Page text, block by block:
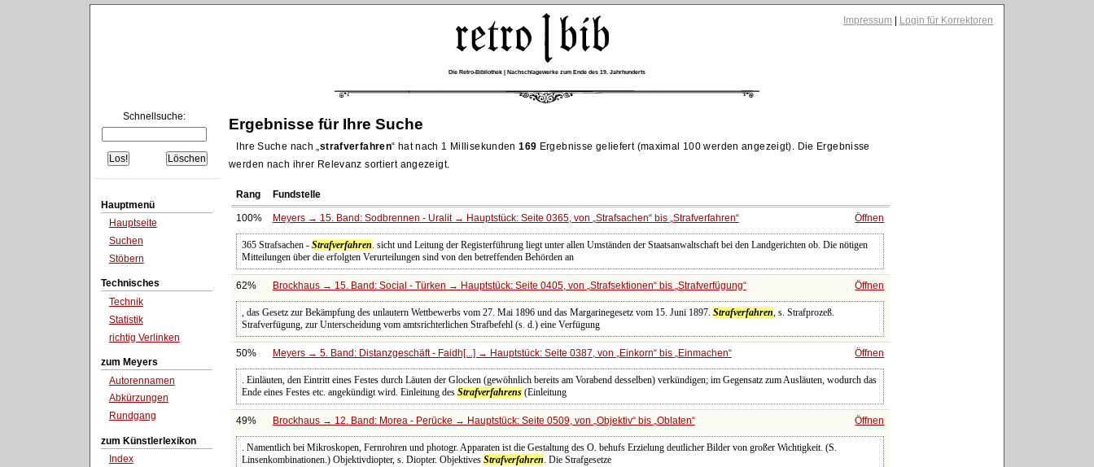
Impressum Login für Korrektoren
Die Retro-Bibliothek | Nachschlagewerke zum Ende des 19. Jahrhunderts
Schnellsuche:
Hauptmenü
Hauptseite
Suchen
Stöbern
Technisches
Technik
Statistik
richtig Verlinken
zum Meyers
Autorennamen
Abkürzungen
Rundgang
zum Künstlerlexikon
Index
Ergebnisse für Ihre Suche
Ihre Suche nach strafverfahren hat nach 1 Millisekunden169 Ergebnisse geliefert (maximal 100 werden angezeigt). Die Ergebnisse
werden nach ihrer Relevanz sortiert angezeigt.
Rang Fundstelle
100% Meyers → 15. Band: Sodbrennen - Uralit → Hauptstück: Seite 0365, von Strafsachen bis Strafverfahren Öffnen
365 Strafsachen -Strafverfahren. sicht und Leitung der Registerführung liegt unter allen Umständen der Staatsanwaltschaft bei den Landgerichten ob. Die nötigen
Mitteilungen über die erfolgten Verurteilungen sind von den betreffenden Behörden an
62% Brockhaus → 15. Band: Social - Türken → Hauptstück: Seite 0405, von Strafsektionen bis Strafverfügung Öffnen
, das Gesetz zur Bekämpfung des unlautern Wettbewerbs vom 27. Mai 1896 und das Margarinegesetz vom 15. Juni 1897.Strafverfahren, s. Strafprozeß.
Strafverfügung, zur Unterscheidung vom amtsrichterlichen Strafbefehl (s. d.) eine Verfügung
50% Meyers → 5. Band: Distanzgeschäft - Faidh[...] → Hauptstück: Seite 0387, von Einkorn bis Einmachen Öffnen
. Einläuten, den Eintritt eines Festes durch Läuten der Glocken (gewöhnlich bereits am Vorabend desselben) verkündigen; im Gegensatz zum Ausläuten, wodurch das
Ende eines Festes etc. angekündigt wird. Einleitung desStrafverfahrens (Einleitung
49% Brockhaus → 12. Band: Morea - Perücke → Hauptstück: Seite 0509, von Objektiv bis Oblaten Öffnen
. Namentlich bei Mikroskopen, Fernrohren und photogr. Apparaten ist die Gestaltung des O. behufs Erzielung deutlicher Bilder von großer Wichtigkeit. (S.
Linsenkombinationen.) Objektivdiopter, s. Diopter. ObjektivesStrafverfahren. Die Strafgesetze